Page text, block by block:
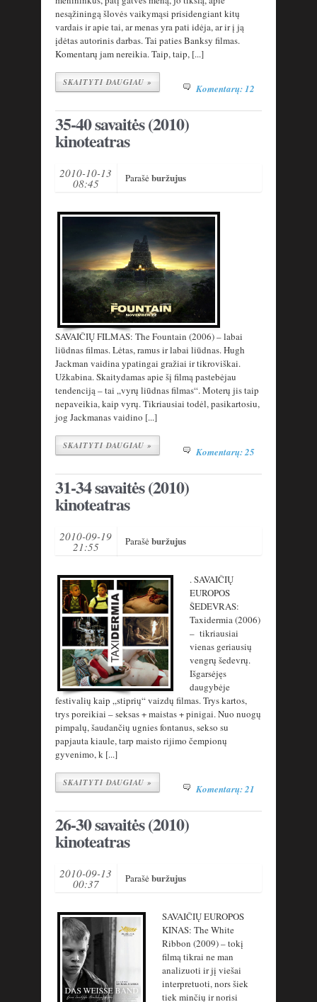
nesąžiningą šlovės vaikymąsi prisidengiant kitų
vardais ir apie tai, ar menas yra pati idėja, ar ir į ją
įdėtas autorinis darbas. Tai paties Banksy filmas.
Komentarų jam nereikia. Taip, taip, [...]
SKAITYTI DAUGIAU » Komentarų: 12
35-40 savaitės (2010)
kinoteatras
2010-10-13
08:45 Parašėburžujus
SAVAIČIŲ FILMAS: The Fountain (2006) – labai
liūdnas filmas. Lėtas, ramus ir labai liūdnas. Hugh
Jackman vaidina ypatingai gražiai ir tikroviškai.
Užkabina. Skaitydamas apie šį filmą pastebėjau
tendenciją – tai „vyrų liūdnas filmas“. Moterų jis taip
nepaveikia, kaip vyrų. Tikriausiai todėl, pasikartosiu,
jog Jackmanas vaidino [...]
SKAITYTI DAUGIAU » Komentarų: 25
31-34 savaitės (2010)
kinoteatras
2010-09-19
21:55 Parašėburžujus
. SAVAIČIŲ
EUROPOS
ŠEDEVRAS:
Taxidermia (2006)
– tikriausiai
vienas geriausių
vengrų šedevrų.
Išgarsėjęs
daugybėje
festivalių kaip „stiprių“ vaizdų filmas. Trys kartos,
trys poreikiai – seksas + maistas + pinigai. Nuo nuogų
pimpalų, šaudančių ugnies fontanus, sekso su
papjauta kiaule, tarp maisto rijimo čempionų
gyvenimo, k [...]
SKAITYTI DAUGIAU » Komentarų: 21
26-30 savaitės (2010)
kinoteatras
2010-09-13
00:37 Parašėburžujus
SAVAIČIŲ EUROPOS
KINAS: The White
Ribbon (2009) – tokį
filmą tikrai ne man
analizuoti ir jį viešai
interpretuoti, nors šiek
tiek minčių ir norisi